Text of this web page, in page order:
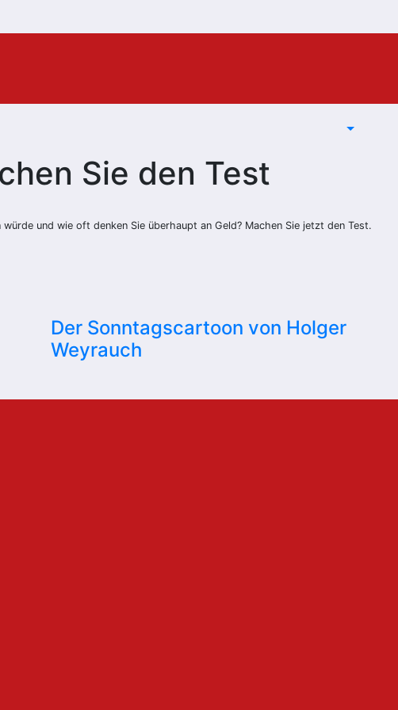
Sie den Test
und wie oft denken Sie überhaupt an Geld? Machen Sie jetzt den Test.
Der Sonntagscartoon von Holger
Weyrauch